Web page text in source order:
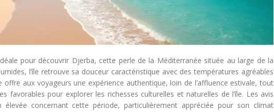
pour découvrir Djerba, cette perle de la Méditerranée située au large de la
l’île retrouve sa douceur caractéristique avec des températures agréables
aux voyageurs une expérience authentique, loin de l’affluence estivale, tout
favorables pour explorer les richesses culturelles et naturelles de l’île. Les avis
élevée concernant cette période, particulièrement appréciée pour son climat